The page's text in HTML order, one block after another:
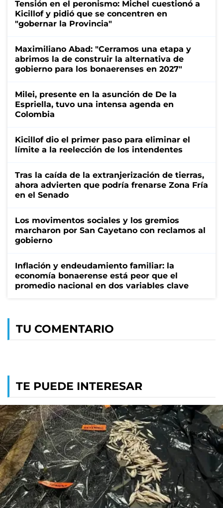
Tensión en el peronismo: Michel cuestionó a
Kicillof y pidió que se concentren en
"gobernar la Provincia"
Maximiliano Abad: "Cerramos una etapa y
abrimos la de construir la alternativa de
gobierno para los bonaerenses en 2027"
Milei, presente en la asunción de De la
Espriella, tuvo una intensa agenda en
Colombia
Kicillof dio el primer paso para eliminar el
límite a la reelección de los intendentes
Tras la caída de la extranjerización de tierras,
ahora advierten que podría frenarse Zona Fría
en el Senado
Los movimentos sociales y los gremios
marcharon por San Cayetano con reclamos al
gobierno
Inflación y endeudamiento familiar: la
economía bonaerense está peor que el
promedio nacional en dos variables clave
TU COMENTARIO
TE PUEDE INTERESAR